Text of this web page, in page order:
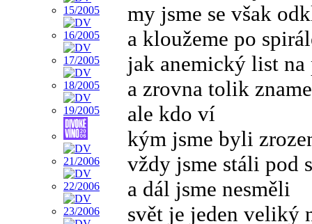
my jsme se však
a kloužeme po
jak anemický list na
a zrovna tolik
ale kdo ví
kým jsme byli
vždy jsme stáli pod
a dál jsme nesměli
svět je jeden veliký